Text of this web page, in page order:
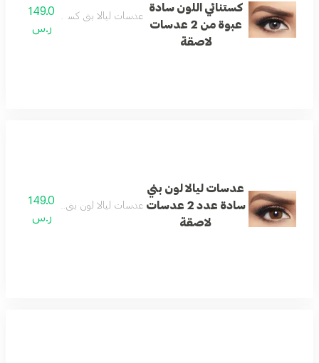
كستنائي اللون سادة
عبوة من 2 عدسات
لاصقة
عدسات ليالا بني كستنائي اللون سادة عبوة من 2
149.0
ر.س
عدسات ليالا لون بني
سادة عدد 2 عدسات
لاصقة
عدسات ليالا لون بني سادة عدد 2 عدسات لاصقة
149.0
ر.س